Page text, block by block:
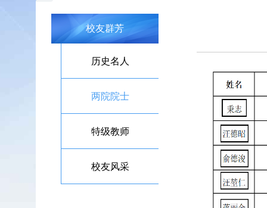
校友群芳
历史名人
两院院士
特级教师
校友风采